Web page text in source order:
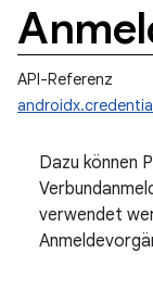
API-Referenz
Dazu können
verwendet